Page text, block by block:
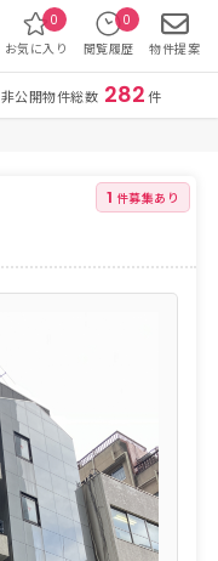
非公開物件総数 282件
お気に入り
0
閲覧履歴
0
物件提案
1 件募集あり